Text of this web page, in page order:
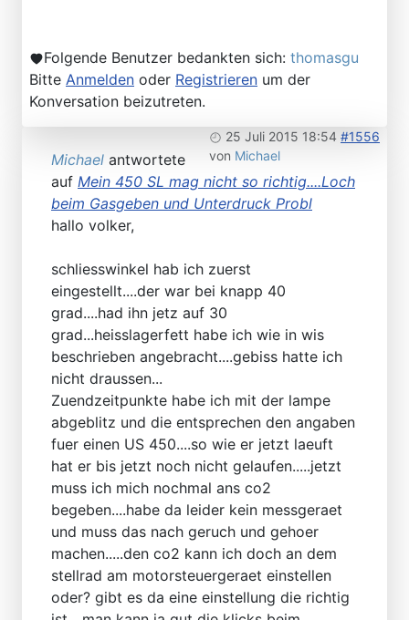
Folgende Benutzer bedankten sich: thomasgu
Bitte Anmelden oder Registrieren um der
Konversation beizutreten.
25 Juli 2015 18:54 #1556
von Michael
Michael antwortete
auf Mein 450 SL mag nicht so richtig....Loch
beim Gasgeben und Unterdruck Probl
hallo volker,
schliesswinkel hab ich zuerst
eingestellt....der war bei knapp 40
grad....had ihn jetz auf 30
grad...heisslagerfett habe ich wie in wis
beschrieben angebracht....gebiss hatte ich
nicht draussen...
Zuendzeitpunkte habe ich mit der lampe
abgeblitz und die entsprechen den angaben
fuer einen US 450....so wie er jetzt laeuft
hat er bis jetzt noch nicht gelaufen.....jetzt
muss ich mich nochmal ans co2
begeben....habe da leider kein messgeraet
und muss das nach geruch und gehoer
machen.....den co2 kann ich doch an dem
stellrad am motorsteuergeraet einstellen
oder? gibt es da eine einstellung die richtig